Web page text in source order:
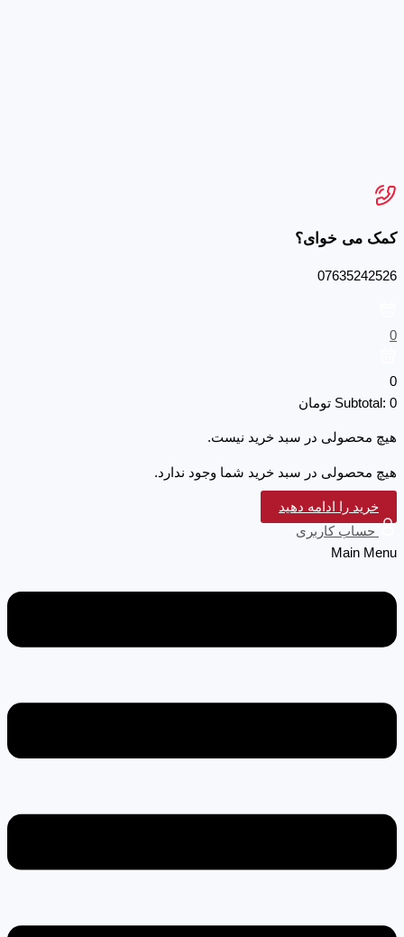
کمک می خوای؟
07635242526
0
0
Subtotal: 0 تومان
هیچ محصولی در سبد خرید نیست.
هیچ محصولی در سبد خرید شما وجود ندارد.
خرید را ادامه دهید
حساب کاربری
Main Menu